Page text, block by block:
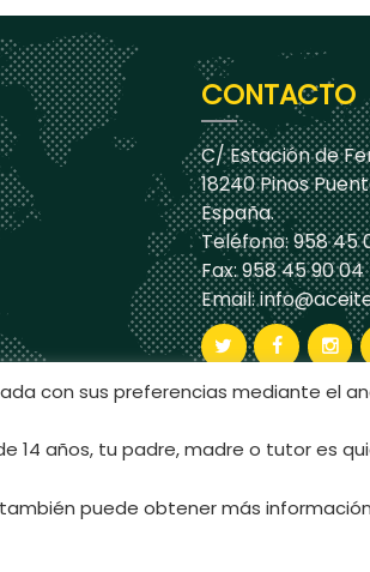
CONTACTO
C/ Estación de
18240 Pinos
España.
Teléfono: 958 45
Fax: 958 45 90 04
Email:
con sus preferencias mediante el
14 años, tu padre, madre o tutor es
puede obtener más información